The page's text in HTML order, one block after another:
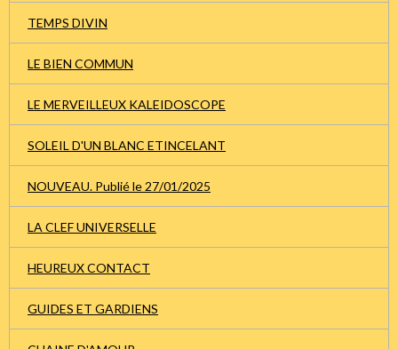
TEMPS DIVIN
LE BIEN COMMUN
LE MERVEILLEUX KALEIDOSCOPE
SOLEIL D'UN BLANC ETINCELANT
NOUVEAU. Publié le 27/01/2025
LA CLEF UNIVERSELLE
HEUREUX CONTACT
GUIDES ET GARDIENS